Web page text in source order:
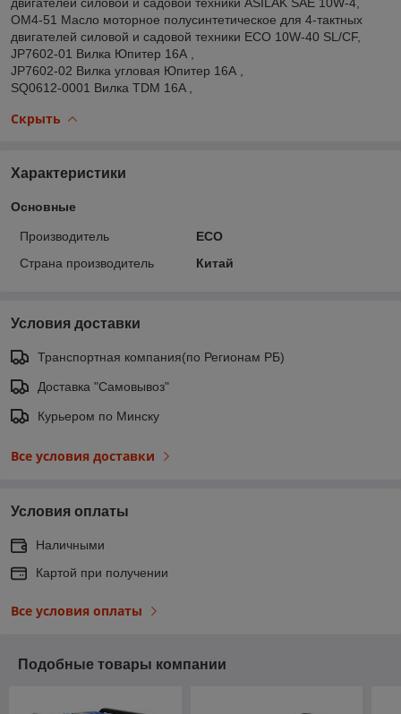
OM4-51 Масло моторное полусинтетическое для 4-тактных
двигателей силовой и садовой техники ECO 10W-40 SL/CF,
JP7602-01 Вилка Юпитер 16А ,
JP7602-02 Вилка угловая Юпитер 16А ,
SQ0612-0001 Вилка TDM 16A ,
Скрыть
Характеристики
Основные
Производитель
ECO
Страна производитель
Китай
Условия доставки
Транспортная компания(по Регионам РБ)
Доставка "Самовывоз"
Курьером по Минску
Все условия доставки
Условия оплаты
Наличными
Картой при получении
Все условия оплаты
Подобные товары компании